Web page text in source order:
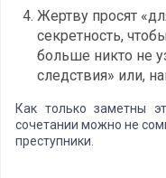
Жертву просят
секретность,
больше никто не
следствия» или,
Как только заметны
сочетании можно не
преступники.